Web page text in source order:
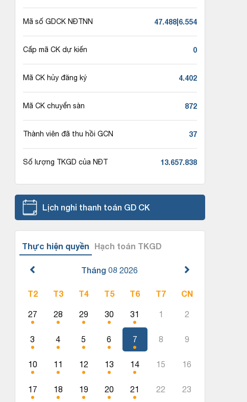
Mã số GDCK NĐTNN 47.488|6.554
Cấp mã CK dự kiến 0
Mã CK hủy đăng ký 4.402
Mã CK chuyển sàn 872
Thành viên đã thu hồi GCN 37
Số lượng TKGD của NĐT 13.657.838
Lịch nghỉ thanh toán GD CK
Thực hiện quyền Hạch toán TKGD
Tháng 08 2026
T2 T3 T4 T5 T6 T7 CN
27 28 29 30 31 1 2
3 4 5 6 7 8 9
10 11 12 13 14 15 16
17 18 19 20 21 22 23